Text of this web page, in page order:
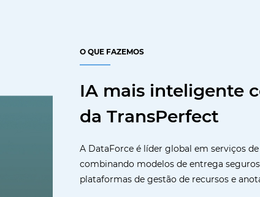
O QUE FAZEMOS
IA mais inteligente
da TransPerfect
A DataForce é líder global em serviços
combinando modelos de entrega
plataformas de gestão de recursos e